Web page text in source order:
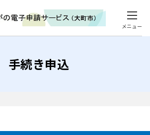
メニュー
手続き申込